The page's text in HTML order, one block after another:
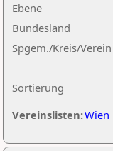
Ebene
Sortierung
Bundesland
Spgem./Kreis/Verein
Vereinslisten:Wien